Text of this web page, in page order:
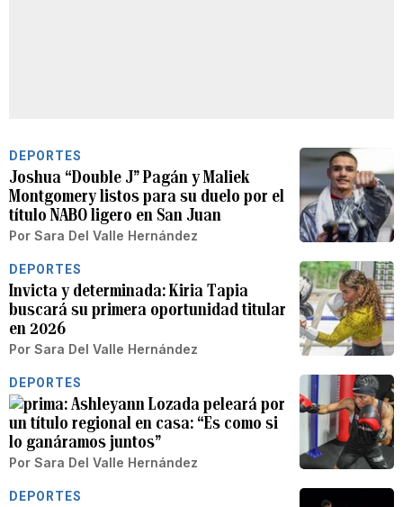
DEPORTES
Joshua “Double J” Pagán y Maliek
Montgomery listos para su duelo por el
título NABO ligero en San Juan
Por Sara Del Valle Hernández
DEPORTES
Invicta y determinada: Kiria Tapia
buscará su primera oportunidad titular
en 2026
Por Sara Del Valle Hernández
DEPORTES
Ashleyann Lozada peleará por
un título regional en casa: “Es como si
lo ganáramos juntos”
Por Sara Del Valle Hernández
DEPORTES